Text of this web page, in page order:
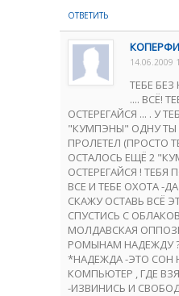
ОТВЕТИТЬ
14.06.2009
ТЕБЕ БЕЗ
.... ВСЁ!
ОСТЕРЕГАЙСЯ ... . У
"КУМПЭНЫ" ОДНУ
ПРОЛЕТЕЛ (ПРОСТО
ОСТАЛОСЬ ЕЩЁ 2
ОСТЕРЕГАЙСЯ !
ВСЕ И ТЕБЕ ОХОТА -
СКАЖУ ОСТАВЬ ВСЁ
СПУСТИСЬ С
МОЛДАВСКАЯ
РОМЫНАМ НАДЕЖДУ
*НАДЕЖДА -ЭТО СОН
КОМПЬЮТЕР , ГДЕ
-ИЗВИНИСЬ И